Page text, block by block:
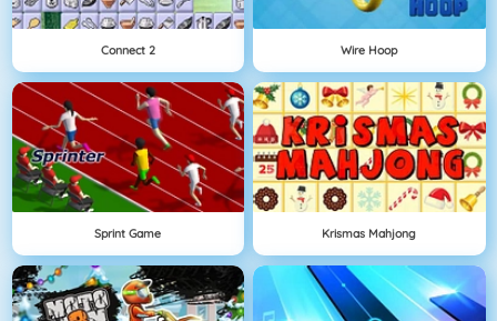
Connect 2 Wire Hoop
Sprint Game Krismas Mahjong